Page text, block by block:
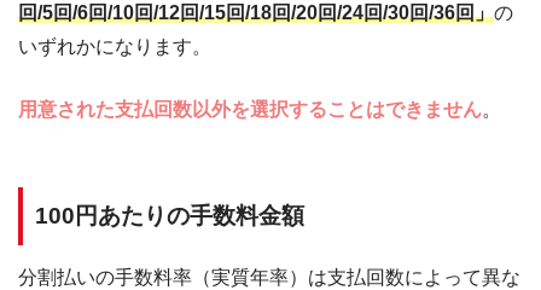
回/5回/6回/10回/12回/15回/18回/20回/24回/30回/36回」の
いずれかになります。
用意された支払回数以外を選択することはできません。
100円あたりの手数料金額
分割払いの手数料率（実質年率）は支払回数によって異な